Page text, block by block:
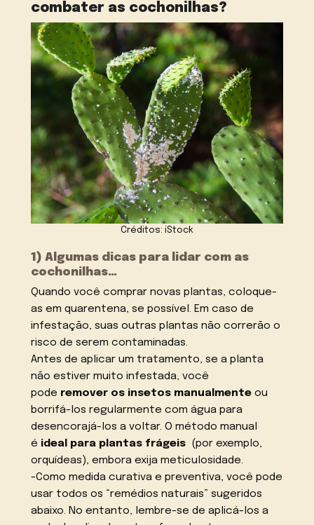
combater as cochonilhas?
Créditos: iStock
1) Algumas dicas para lidar com as
cochonilhas…
Quando você comprar novas plantas, coloque-
as em quarentena, se possível. Em caso de
infestação, suas outras plantas não correrão o
risco de serem contaminadas.
Antes de aplicar um tratamento, se a planta
não estiver muito infestada, você
pode remover os insetos manualmente ou
borrifá-los regularmente com água para
desencorajá-los a voltar. O método manual
é ideal para plantas frágeis (por exemplo,
orquídeas), embora exija meticulosidade.
-Como medida curativa e preventiva, você pode
usar todos os “remédios naturais” sugeridos
abaixo. No entanto, lembre-se de aplicá-los a